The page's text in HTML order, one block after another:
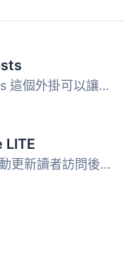
Highlight New Posts 這個外掛可以讓你的（回訪）訪客看到最...
這是唯一一個可以自動更新讀者訪問後的新增或修改文章和頁面...